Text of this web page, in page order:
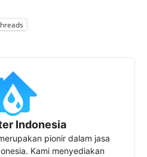
Indonesia
pionir dalam jasa
Kami menyediakan